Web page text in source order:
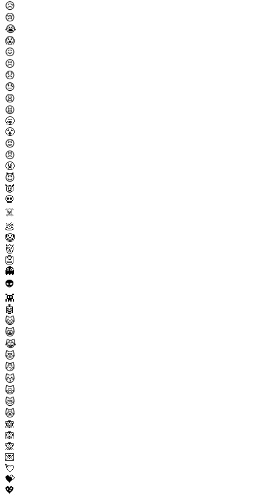
😥
😢
😭
😱
😖
😣
😞
😓
😩
😫
🥱
😤
😡
😠
🤬
😈
👿
💀
☠️
💩
🤡
👹
👺
👻
👽
👾
🤖
😺
😸
😹
😻
😼
😽
🙀
😿
😾
🙈
🙉
🙊
💌
💘
💝
💖